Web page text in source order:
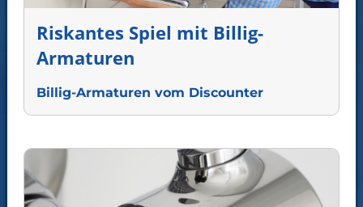
Riskantes Spiel mit Billig-
Armaturen
Billig-Armaturen vom Discounter